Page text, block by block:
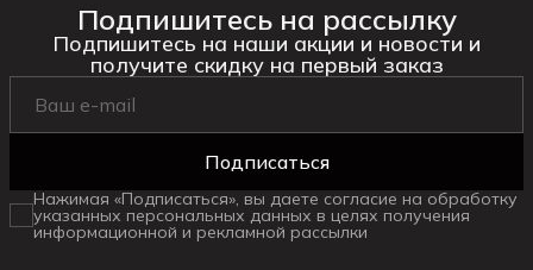
Подпишитесь на рассылку
Подпишитесь на наши акции и новости и
получите скидку на первый заказ
Подписаться
Нажимая «Подписаться», вы даете согласие на обработку
указанных персональных данных в целях получения
информационной и рекламной рассылки